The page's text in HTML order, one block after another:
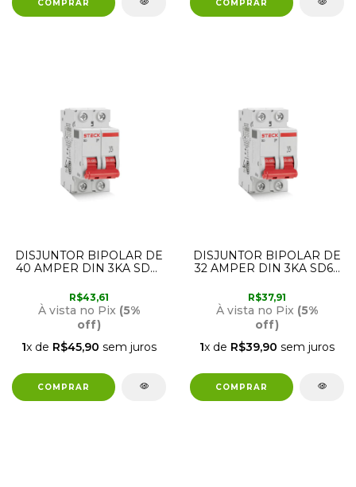
DISJUNTOR BIPOLAR DE
40 AMPER DIN 3KA SD62
R$43,61
À vista no Pix (5%
off)
1x de R$45,90 sem juros
DISJUNTOR BIPOLAR DE
32 AMPER DIN 3KA SD62
R$37,91
À vista no Pix (5%
off)
1x de R$39,90 sem juros